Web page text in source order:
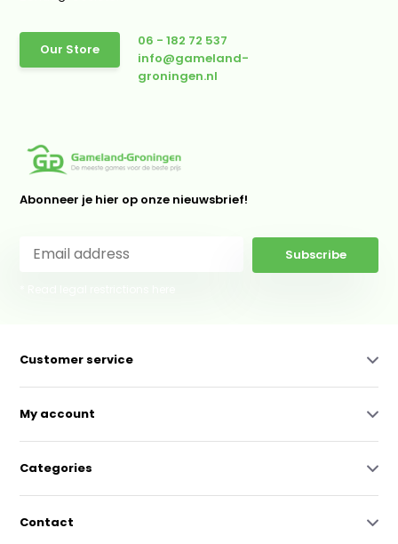
Our Store
06 - 182 72 537
info@gameland-
groningen.nl
Abonneer je hier op onze nieuwsbrief!
Subscribe
Customer service
My account
Categories
Contact